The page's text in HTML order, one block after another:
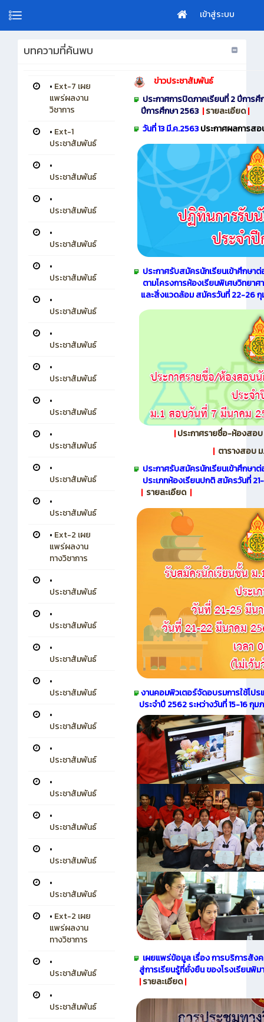
เข้าสู่ระบบ
บทความที่ค้นพบ
• Ext-7 เผย
แพร่ผลงาน
วิชาการ
• Ext-1
ประชาสัมพันธ์
•
ประชาสัมพันธ์
•
ประชาสัมพันธ์
•
ประชาสัมพันธ์
•
ประชาสัมพันธ์
•
ประชาสัมพันธ์
•
ประชาสัมพันธ์
•
ประชาสัมพันธ์
•
ประชาสัมพันธ์
•
ประชาสัมพันธ์
•
ประชาสัมพันธ์
•
ประชาสัมพันธ์
• Ext-2 เผย
แพร่ผลงาน
ทางวิชาการ
•
ประชาสัมพันธ์
•
ประชาสัมพันธ์
•
ประชาสัมพันธ์
•
ประชาสัมพันธ์
•
ประชาสัมพันธ์
•
ประชาสัมพันธ์
•
ประชาสัมพันธ์
•
ประชาสัมพันธ์
•
ประชาสัมพันธ์
•
ประชาสัมพันธ์
• Ext-2 เผย
แพร่ผลงาน
ทางวิชาการ
•
ประชาสัมพันธ์
•
ประชาสัมพันธ์
ข่าวประชาสัมพันธ์
ประกาศการปิดภาคเรียนที่ 2 ปีการศึ
ปีการศึกษา 2563 |รายละเอียด|
วันที่ 13 มี.ค.2563ประกาศผลการส
ประกาศรับสมัครนักเรียนเข้าศึกษา
ตามโครงการห้องเรียนพิเศษวิทยา
และสิ่งแวดล้อมสมัครวันที่ 22-26
|ประกาศรายชื่อ-ห้องสอบ
| ตารางสอบ ม
ประกาศรับสมัครนักเรียนเข้าศึกษา
ประเภทห้องเรียนปกติ สมัครวันที่
| รายละเอียด |
งานคอมพิวเตอร์จัดอบรมการใช้โป
ประจำปี 2562 ระหว่างวันที่ 15-16 กุ
เผยแพร่ข้อมูล เรื่อง การบริการสัง
สู่การเรียนรู้ที่ยั่งยืน ของโรงเรียนพิ
|รายละเอียด|